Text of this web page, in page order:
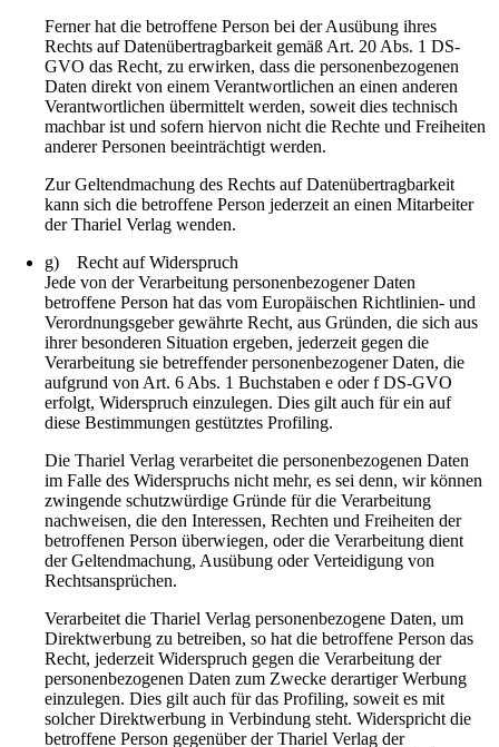
Ferner hat die betroffene Person bei der Ausübung ihres
Rechts auf Datenübertragbarkeit gemäß Art. 20 Abs. 1 DS-
GVO das Recht, zu erwirken, dass die personenbezogenen
Daten direkt von einem Verantwortlichen an einen anderen
Verantwortlichen übermittelt werden, soweit dies technisch
machbar ist und sofern hiervon nicht die Rechte und Freiheiten
anderer Personen beeinträchtigt werden.
Zur Geltendmachung des Rechts auf Datenübertragbarkeit
kann sich die betroffene Person jederzeit an einen Mitarbeiter
der Thariel Verlag wenden.
g) Recht auf Widerspruch
Jede von der Verarbeitung personenbezogener Daten
betroffene Person hat das vom Europäischen Richtlinien- und
Verordnungsgeber gewährte Recht, aus Gründen, die sich aus
ihrer besonderen Situation ergeben, jederzeit gegen die
Verarbeitung sie betreffender personenbezogener Daten, die
aufgrund von Art. 6 Abs. 1 Buchstaben e oder f DS-GVO
erfolgt, Widerspruch einzulegen. Dies gilt auch für ein auf
diese Bestimmungen gestütztes Profiling.
Die Thariel Verlag verarbeitet die personenbezogenen Daten
im Falle des Widerspruchs nicht mehr, es sei denn, wir können
zwingende schutzwürdige Gründe für die Verarbeitung
nachweisen, die den Interessen, Rechten und Freiheiten der
betroffenen Person überwiegen, oder die Verarbeitung dient
der Geltendmachung, Ausübung oder Verteidigung von
Rechtsansprüchen.
Verarbeitet die Thariel Verlag personenbezogene Daten, um
Direktwerbung zu betreiben, so hat die betroffene Person das
Recht, jederzeit Widerspruch gegen die Verarbeitung der
personenbezogenen Daten zum Zwecke derartiger Werbung
einzulegen. Dies gilt auch für das Profiling, soweit es mit
solcher Direktwerbung in Verbindung steht. Widerspricht die
betroffene Person gegenüber der Thariel Verlag der